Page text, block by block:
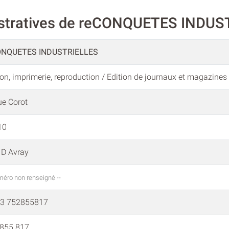
de reCONQUETES
INDUSTRIELLES
imprimerie, reproduction / Edition de journaux et magazines
Corot
Avray
non renseigné --
752855817
817